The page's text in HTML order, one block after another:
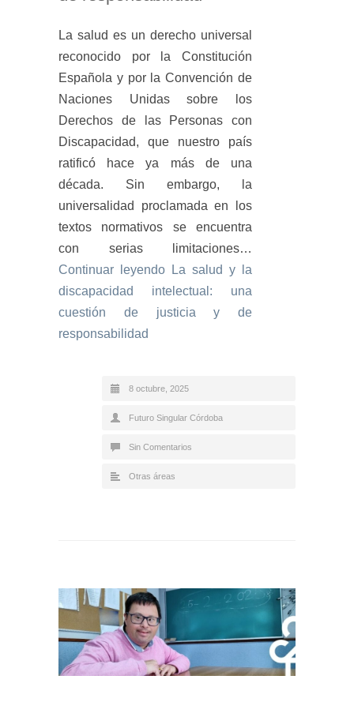
La salud es un derecho universal
reconocido por la Constitución
Española y por la Convención de
Naciones Unidas sobre los
Derechos de las Personas con
Discapacidad, que nuestro país
ratificó hace ya más de una
década. Sin embargo, la
universalidad proclamada en los
textos normativos se encuentra
con serias limitaciones…
Continuar leyendo La salud y la
discapacidad intelectual: una
cuestión de justicia y de
responsabilidad
8 octubre, 2025
Futuro Singular Córdoba
Sin Comentarios
Otras áreas